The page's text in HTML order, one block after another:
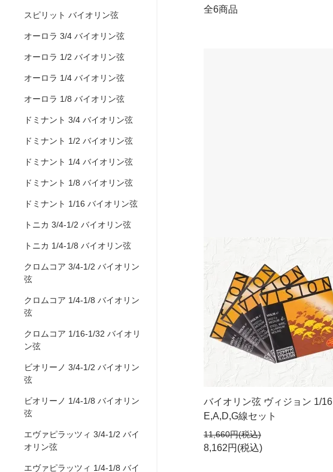
スピリット バイオリン弦
オーロラ 3/4 バイオリン弦
オーロラ 1/2 バイオリン弦
オーロラ 1/4 バイオリン弦
オーロラ 1/8 バイオリン弦
ドミナント 3/4 バイオリン弦
ドミナント 1/2 バイオリン弦
ドミナント 1/4 バイオリン弦
ドミナント 1/8 バイオリン弦
ドミナント 1/16 バイオリン弦
トニカ 3/4-1/2 バイオリン弦
トニカ 1/4-1/8 バイオリン弦
クロムコア 3/4-1/2 バイオリン
弦
クロムコア 1/4-1/8 バイオリン
弦
クロムコア 1/16-1/32 バイオリ
ン弦
ビオリーノ 3/4-1/2 バイオリン
弦
ビオリーノ 1/4-1/8 バイオリン
弦
エヴァピラッツィ 3/4-1/2 バイ
オリン弦
エヴァピラッツィ 1/4-1/8 バイ
全6商品
バイオリン弦 ヴィジョン 1/16
E,A,D,G線セット
11,660円(税込)
8,162円(税込)